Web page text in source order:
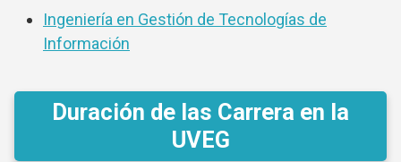
Ingeniería en Gestión de Tecnologías de
Información
Duración de las Carrera en la
UVEG